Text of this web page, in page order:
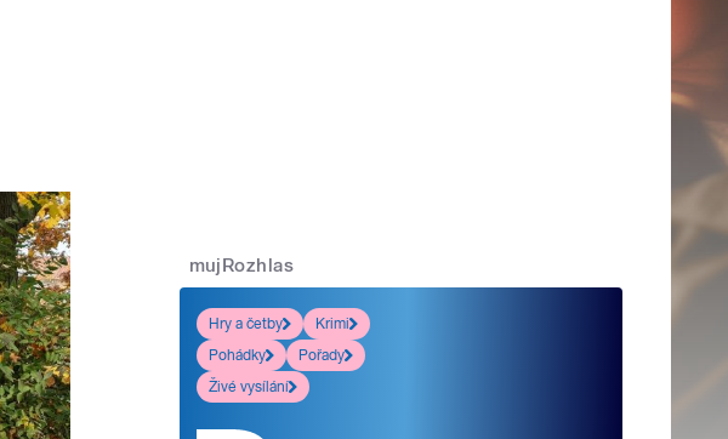
mujRozhlas
Hry a četby
Krimi
Pohádky
Pořady
Živé vysílání